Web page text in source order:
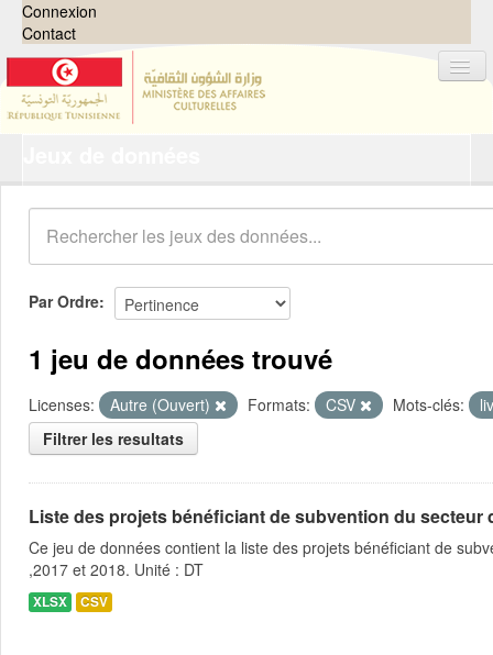
Connexion
Contact
Organisations
Groupes
Demandes 0
À propos
Par Ordre
1 jeu de données trouvé
Licenses: Autre (Ouvert) Formats: CSV Mots-clés:
Filtrer les resultats
Liste des projets bénéficiant de subvention du secteur
Ce jeu de données contient la liste des projets bénéficiant de
,2017 et 2018. Unité : DT
XLSX CSV